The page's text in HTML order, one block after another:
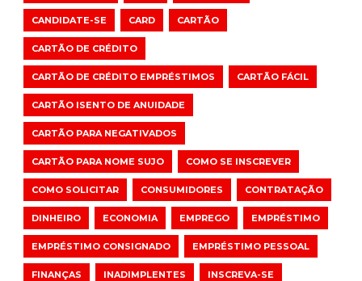
CANDIDATE-SE CARD CARTÃO
CARTÃO DE CRÉDITO
CARTÃO DE CRÉDITO EMPRÉSTIMOS CARTÃO FÁCIL
CARTÃO ISENTO DE ANUIDADE
CARTÃO PARA NEGATIVADOS
CARTÃO PARA NOME SUJO COMO SE INSCREVER
COMO SOLICITAR CONSUMIDORES CONTRATAÇÃO
DINHEIRO ECONOMIA EMPREGO EMPRÉSTIMO
EMPRÉSTIMO CONSIGNADO EMPRÉSTIMO PESSOAL
FINANÇAS INADIMPLENTES INSCREVA-SE